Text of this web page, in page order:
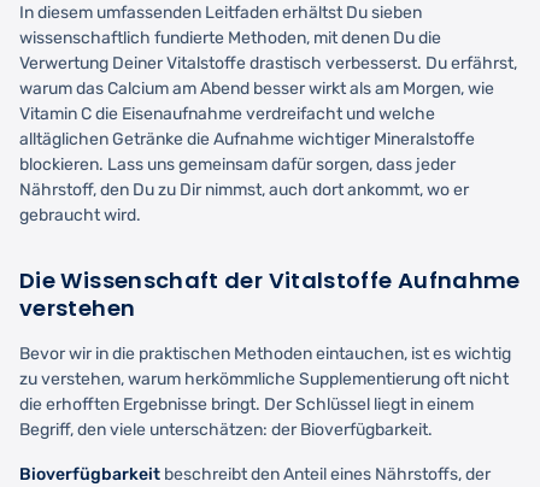
In diesem umfassenden Leitfaden erhältst Du sieben
wissenschaftlich fundierte Methoden, mit denen Du die
Verwertung Deiner Vitalstoffe drastisch verbesserst. Du erfährst,
warum das Calcium am Abend besser wirkt als am Morgen, wie
Vitamin C die Eisenaufnahme verdreifacht und welche
alltäglichen Getränke die Aufnahme wichtiger Mineralstoffe
blockieren. Lass uns gemeinsam dafür sorgen, dass jeder
Nährstoff, den Du zu Dir nimmst, auch dort ankommt, wo er
gebraucht wird.
Die Wissenschaft der Vitalstoffe Aufnahme
verstehen
Bevor wir in die praktischen Methoden eintauchen, ist es wichtig
zu verstehen, warum herkömmliche Supplementierung oft nicht
die erhofften Ergebnisse bringt. Der Schlüssel liegt in einem
Begriff, den viele unterschätzen: der Bioverfügbarkeit.
Bioverfügbarkeit beschreibt den Anteil eines Nährstoffs, der